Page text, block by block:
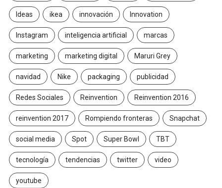
Ideas ikea innovación Innovation
Instagram inteligencia artificial marcas
marketing marketing digital Maruri Grey
navidad Nike packaging publicidad
Redes Sociales Reinvention Reinvention 2016
reinvention 2017 Rompiendo fronteras Snapchat
social media Spot Super Bowl TBT
tecnología tendencias twitter video
youtube